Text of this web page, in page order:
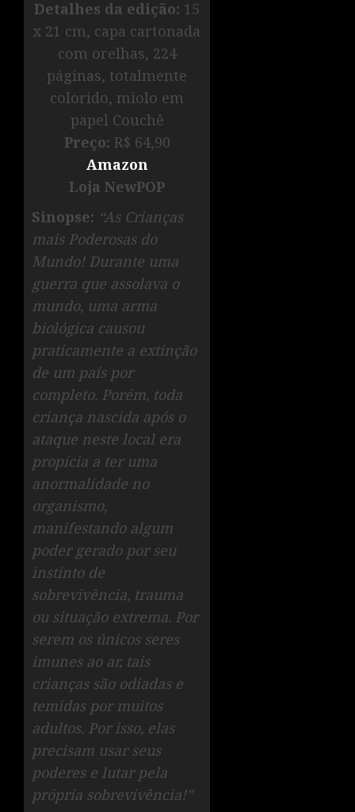
Detalhes da edição: 15
x 21 cm, capa cartonada
com orelhas, 224
páginas, totalmente
colorido, miolo em
papel Couchê
Preço: R$ 64,90
Amazon
Loja NewPOP
Sinopse: “As Crianças
mais Poderosas do
Mundo! Durante uma
guerra que assolava o
mundo, uma arma
biológica causou
praticamente a extinção
de um país por
completo. Porém, toda
criança nascida após o
ataque neste local era
propícia a ter uma
anormalidade no
organismo,
manifestando algum
poder gerado por seu
instinto de
sobrevivência, trauma
ou situação extrema. Por
serem os únicos seres
imunes ao ar, tais
crianças são odiadas e
temidas por muitos
adultos. Por isso, elas
precisam usar seus
poderes e lutar pela
própria sobrevivência!”